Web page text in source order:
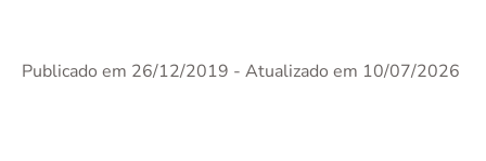
Publicado em 26/12/2019 - Atualizado em 10/07/2026